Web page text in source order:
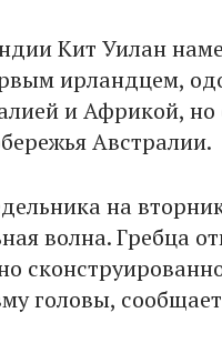
Кит Уилан
ирландцем,
и Африкой, но
Австралии.
на
волна. Гребца
головы, сообщает